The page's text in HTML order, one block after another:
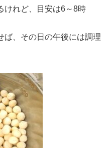
けれど、目安は6～8時
ば、その日の午後には調理